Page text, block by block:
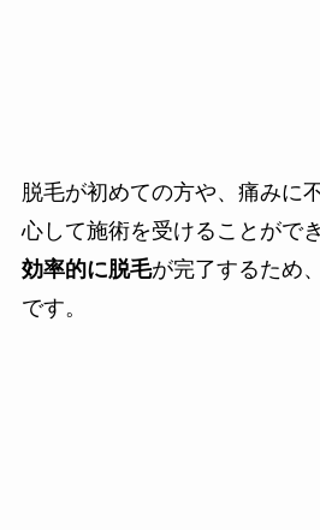
脱毛が初めての方や、痛みに
心して施術を受けることがで
効率的に脱毛が完了するため
です。